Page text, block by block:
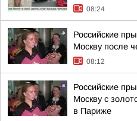
08:24
Российские
Москву после
08:12
Российские
Москву с
в Париже